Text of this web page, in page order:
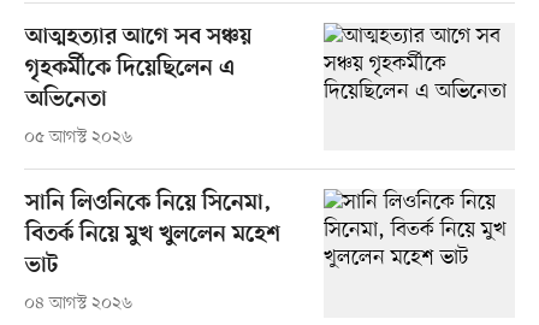
আত্মহত্যার আগে সব সঞ্চয়
গৃহকর্মীকে দিয়েছিলেন এ
অভিনেতা
০৫ আগস্ট ২০২৬
সানি লিওনিকে নিয়ে সিনেমা,
বিতর্ক নিয়ে মুখ খুললেন মহেশ
ভাট
০৪ আগস্ট ২০২৬